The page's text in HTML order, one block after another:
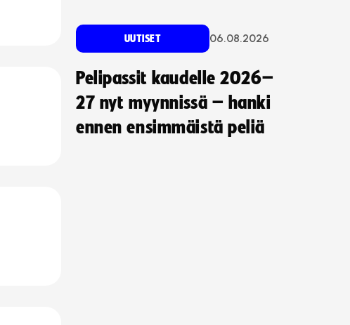
UUTISET 06.08.2026
Pelipassit kaudelle 2026–
27 nyt myynnissä – hanki
ennen ensimmäistä peliä